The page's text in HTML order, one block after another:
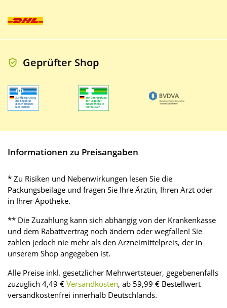
Geprüfter Shop
Informationen zu Preisangaben
* Zu Risiken und Nebenwirkungen lesen Sie die
Packungsbeilage und fragen Sie Ihre Ärztin, Ihren Arzt oder
in Ihrer Apotheke.
** Die Zuzahlung kann sich abhängig von der Krankenkasse
und dem Rabattvertrag noch ändern oder wegfallen! Sie
zahlen jedoch nie mehr als den Arzneimittelpreis, der in
unserem Shop angegeben ist.
Alle Preise inkl. gesetzlicher Mehrwertsteuer, gegebenenfalls
zuzüglich 4,49 € Versandkosten, ab 59,99 € Bestellwert
versandkostenfrei innerhalb Deutschlands.